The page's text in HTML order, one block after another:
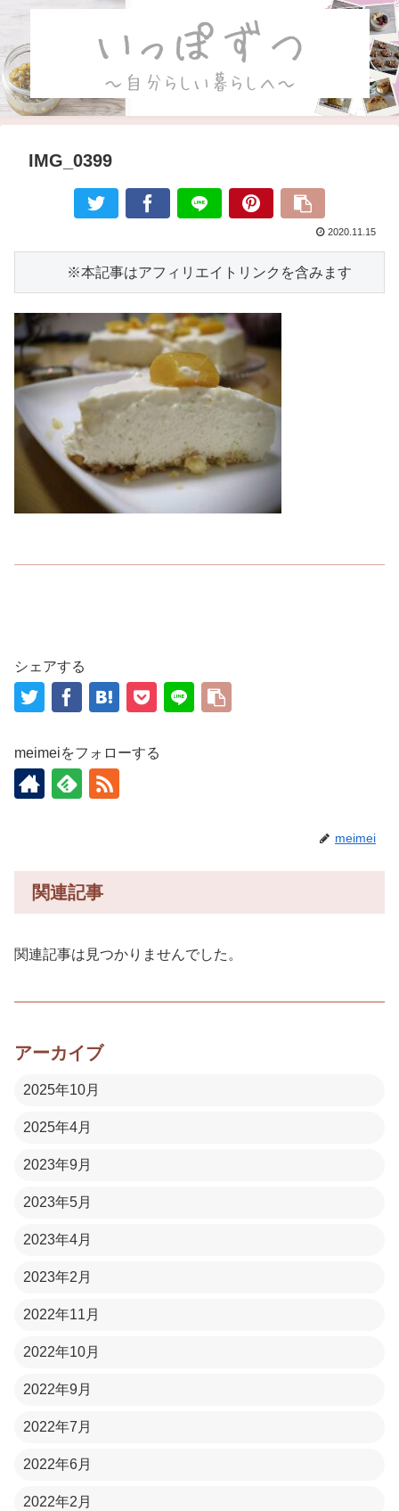
IMG_0399
2020.11.15
※本記事はアフィリエイトリンクを含みます
シェアする
meimeiをフォローする
meimei
関連記事
関連記事は見つかりませんでした。
アーカイブ
2025年10月
2025年4月
2023年9月
2023年5月
2023年4月
2023年2月
2022年11月
2022年10月
2022年9月
2022年7月
2022年6月
2022年2月